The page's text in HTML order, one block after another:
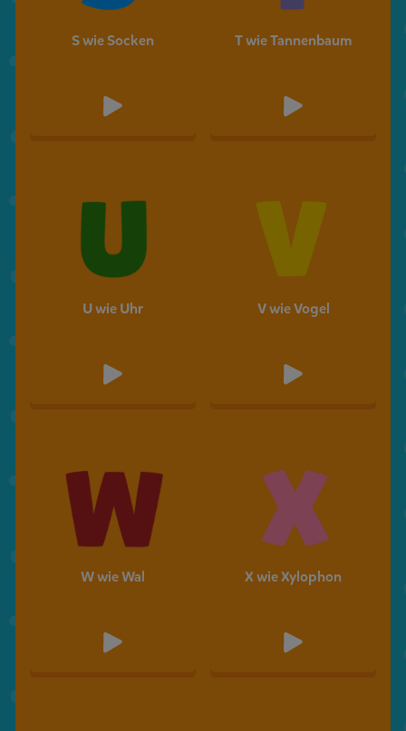
S wie Socken T wie Tannenbaum
U wie Uhr V wie Vogel
W wie Wal X wie Xylophon